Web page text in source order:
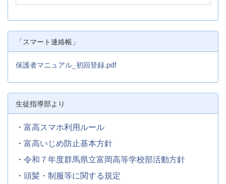
「スマート連絡帳」
保護者マニュアル_初回登録.pdf
生徒指導部より
・ 富高スマホ利用ルール
・ 富高いじめ防止基本方針
・ 令和７年度群馬県立富岡高等学校部活動方針
・ 頭髪・制服等に関する規定